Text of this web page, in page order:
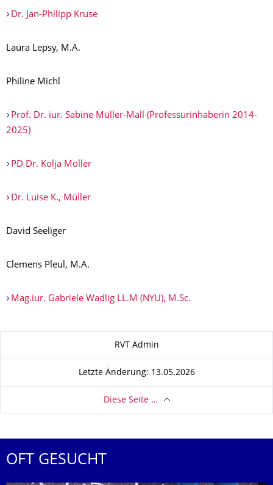
Dr. Jan-Philipp Kruse
Laura Lepsy, M.A.
Philine Michl
Prof. Dr. iur. Sabine Müller-Mall (Professurinhaberin 2014-
2025)
PD Dr. Kolja Möller
Dr. Luise K., Müller
David Seeliger
Clemens Pleul, M.A.
Mag.iur. Gabriele Wadlig LL.M (NYU), M.Sc.
RVT Admin
Letzte Änderung: 13.05.2026
Diese Seite …
OFT GESUCHT